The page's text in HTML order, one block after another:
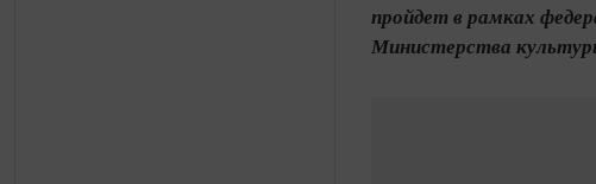
пройдет в рамках
Министерства